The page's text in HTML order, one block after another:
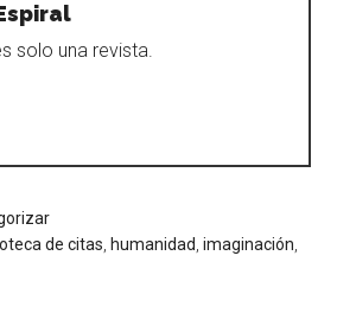
solo una revista.
de citas, humanidad,imaginación,